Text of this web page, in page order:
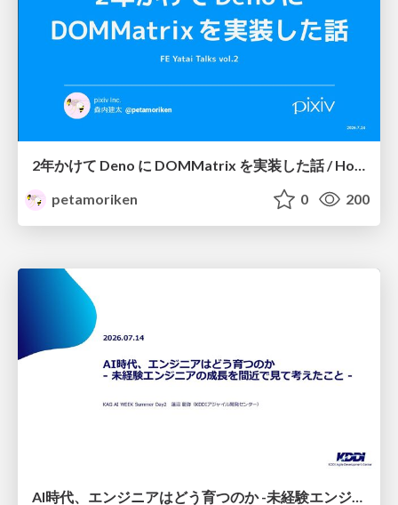
2年かけて Deno に DOMMatrix を実装した話 / How I implemented DOMMatrix in Deno over two years
petamoriken
0 200